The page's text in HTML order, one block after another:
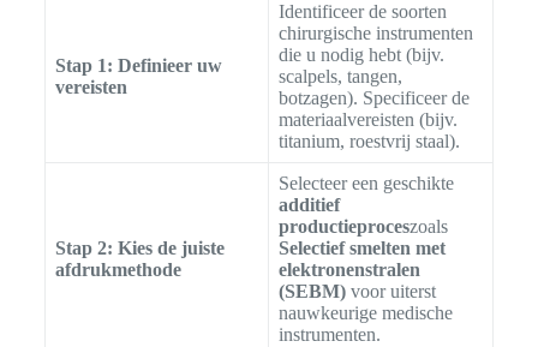
Stap 1: Definieer uw
vereisten
Identificeer de soorten
chirurgische instrumenten
die u nodig hebt (bijv.
scalpels, tangen,
botzagen). Specificeer de
materiaalvereisten (bijv.
titanium, roestvrij staal).
Stap 2: Kies de juiste
afdrukmethode
Selecteer een geschikte
additief
productieproceszoals
Selectief smelten met
elektronenstralen
(SEBM)voor uiterst
nauwkeurige medische
instrumenten.